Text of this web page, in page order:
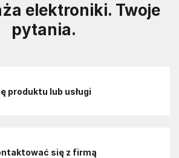
elektroniki. Twoje
pytania.
produktu lub usługi
się z firmą